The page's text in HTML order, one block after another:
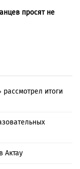
просят не
итоги
Актау